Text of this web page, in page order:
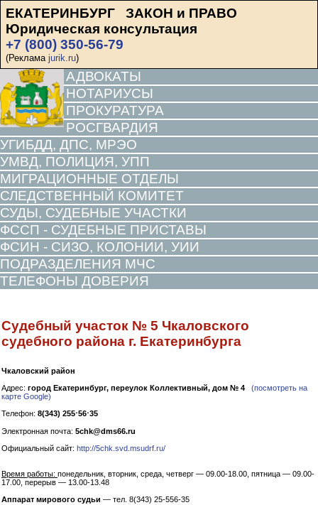
ЕКАТЕРИНБУРГ ЗАКОН и ПРАВО
Юридическая консультация
+7 (800) 350-56-79
(Реклама jurik.ru)
АДВОКАТЫ
НОТАРИУСЫ
ПРОКУРАТУРА
РОСГВАРДИЯ
УГИБДД, ДПС, МРЭО
УМВД, ПОЛИЦИЯ, УПП
МИГРАЦИОННЫЕ ОТДЕЛЫ
СЛЕДСТВЕННЫЙ КОМИТЕТ
СУДЫ, СУДЕБНЫЕ УЧАСТКИ
ФССП - СУДЕБНЫЕ ПРИСТАВЫ
ФСИН - СИЗО, КОЛОНИИ, УИИ
ПОДРАЗДЕЛЕНИЯ МЧС
ТЕЛЕФОНЫ ДОВЕРИЯ
Судебный участок № 5 Чкаловского
судебного района г. Екатеринбурга
Чкаловский район
Адрес: город Екатеринбург, переулок Коллективный, дом № 4
(посмотреть на
карте Google)
Телефон: 8(343) 255⋅56⋅35
Электронная почта: 5chk@dms66.ru
Официальный сайт: http://5chk.svd.msudrf.ru/
Время работы: понедельник, вторник, среда, четверг — 09.00-18.00, пятница — 09.00-
17.00, перерыв — 13.00-13.48
Аппарат мирового судьи — тел. 8(343) 25-556-35